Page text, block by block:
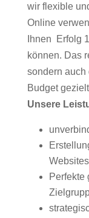
wir flexible
Online
Ihnen Erfolg
können. Das
sondern auch
Budget
Unsere
Perfekte